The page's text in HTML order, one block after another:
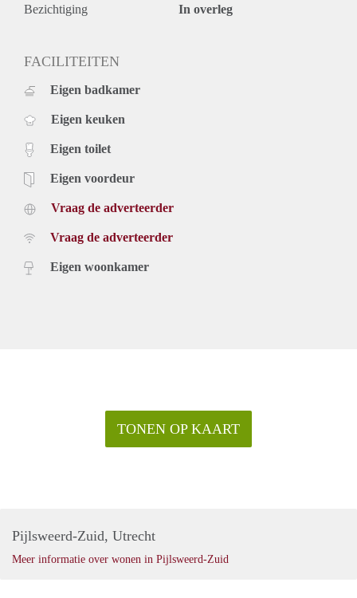
laminaatvloer en keukenapparatuur.
maanden. Bij een kortere huurperiode kan er sprake zijn van
Voor meer informatie en bezichtigingen kunt u contact met
ons opnemen.
Bezichtiging In overleg
FACILITEITEN
Eigen badkamer
Eigen keuken
Eigen toilet
Eigen voordeur
Vraag de adverteerder
Vraag de adverteerder
Eigen woonkamer
TONEN OP KAART
Pijlsweerd-Zuid, Utrecht
Meer informatie over wonen in Pijlsweerd-Zuid